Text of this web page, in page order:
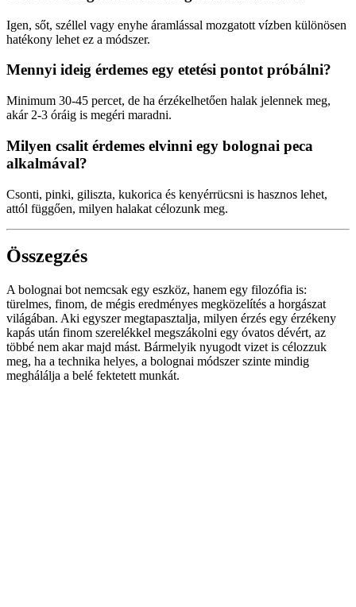
Igen, sőt, széllel vagy enyhe áramlással mozgatott vízben különösen
hatékony lehet ez a módszer.
Mennyi ideig érdemes egy etetési pontot próbálni?
Minimum 30-45 percet, de ha érzékelhetően halak jelennek meg,
akár 2-3 óráig is megéri maradni.
Milyen csalit érdemes elvinni egy bolognai peca
alkalmával?
Csonti, pinki, giliszta, kukorica és kenyérrücsni is hasznos lehet,
attól függően, milyen halakat célozunk meg.
Összegzés
A bolognai bot nemcsak egy eszköz, hanem egy filozófia is:
türelmes, finom, de mégis eredményes megközelítés a horgászat
világában. Aki egyszer megtapasztalja, milyen érzés egy érzékeny
kapás után finom szerelékkel megszákolni egy óvatos dévért, az
többé nem akar majd mást. Bármelyik nyugodt vizet is célozzuk
meg, ha a technika helyes, a bolognai módszer szinte mindig
meghálálja a belé fektetett munkát.